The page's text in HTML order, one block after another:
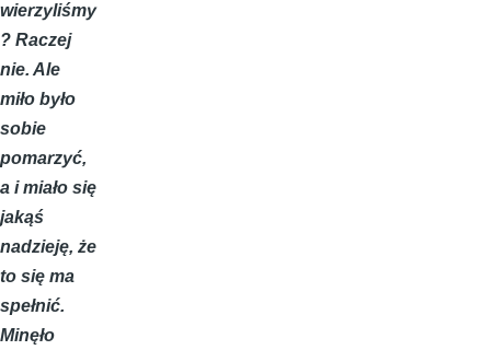
wierzyliśmy
? Raczej
nie. Ale
miło było
sobie
pomarzyć,
a i miało się
jakąś
nadzieję, że
to się ma
spełnić.
Minęło